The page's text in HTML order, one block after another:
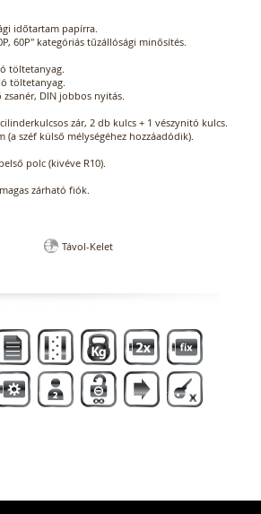
időtartam papírra.
60P" kategóriás tűzállósági minősítés.
töltetanyag.
töltetanyag.
DIN jobbos nyitás.
zár, 2 db kulcs + 1 vészynitó kulcs.
(a széf külső mélységéhez hozzáadódik).
polc (kivéve R10).
zárható fiók.
Távol-Kelet